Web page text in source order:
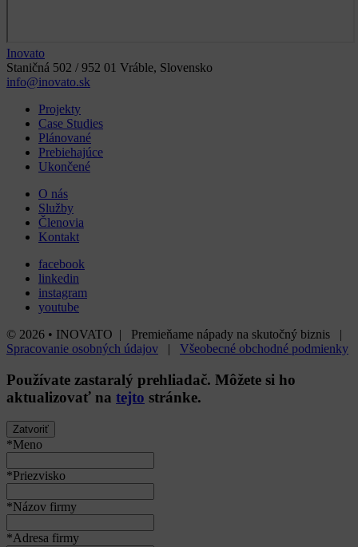
Inovato
Staničná 502 / 952 01 Vráble, Slovensko
info@inovato.sk
Projekty
Case Studies
Plánované
Prebiehajúce
Ukončené
O nás
Služby
Členovia
Kontakt
facebook
linkedin
instagram
youtube
© 2026 • INOVATO | Premieňame nápady na skutočný biznis |
Spracovanie osobných údajov | Všeobecné obchodné podmienky
Používate zastaralý prehliadač. Môžete si ho
aktualizovať na tejto stránke.
Zatvoriť
*Meno
*Priezvisko
*Názov firmy
*Adresa firmy